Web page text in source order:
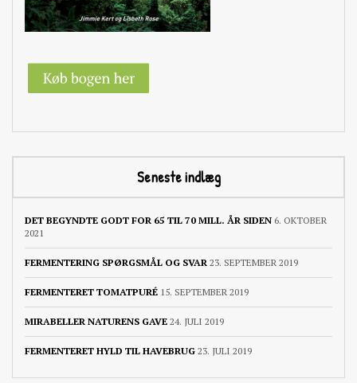
Seneste indlæg
DET BEGYNDTE GODT FOR 65 TIL 70 MILL. ÅR SIDEN 6. OKTOBER
2021
FERMENTERING SPØRGSMÅL OG SVAR 23. SEPTEMBER 2019
FERMENTERET TOMATPURÉ 15. SEPTEMBER 2019
MIRABELLER NATURENS GAVE 24. JULI 2019
FERMENTERET HYLD TIL HAVEBRUG 23. JULI 2019